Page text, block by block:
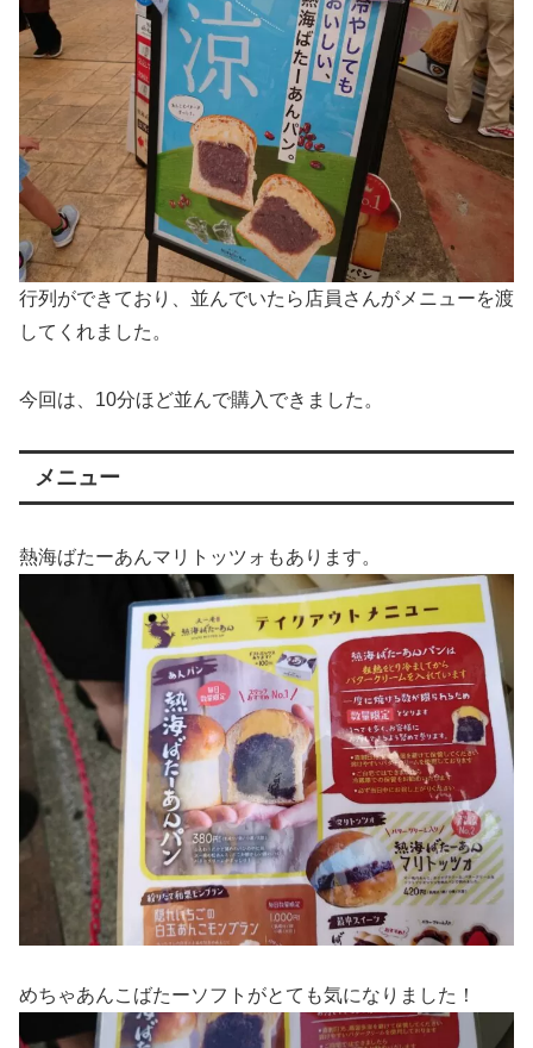
行列ができており、並んでいたら店員さんがメニューを渡
してくれました。
今回は、10分ほど並んで購入できました。
メニュー
熱海ばたーあんマリトッツォもあります。
めちゃあんこばたーソフトがとても気になりました！